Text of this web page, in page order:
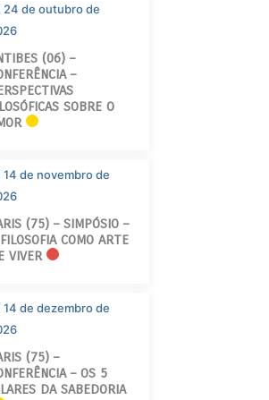
24 de outubro de
(06) –
–
SOBRE O
14 de novembro de
(75) – SIMPÓSIO –
COMO ARTE
VIVER
14 de dezembro de
(75) –
– OS 5
DA SABEDORIA